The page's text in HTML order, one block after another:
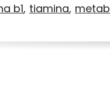
b1 tiamina